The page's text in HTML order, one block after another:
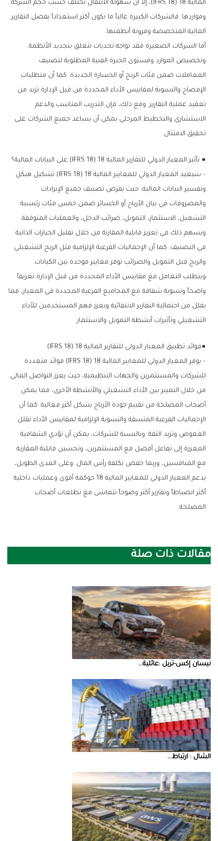
المالية 18 (IFRS 18)، إلا أن سهولة الانتقال تختلف حسب حجم الشركة
ومواردها. فالشركات الكبيرة غالباً ما تكون أكثر استعداداً بفضل التقارير
المالية المتخصصة ومرونة أنظمتها.
أما الشركات الصغيرة فقد تواجه تحديات تتعلق بتجديد الأنظمة
وتخصيص الموارد ومستوى الخبرة الفنية المطلوبة لتصنيف
المعاملات ضمن فئات الربح أو الخسارة الجديدة. كما أن متطلبات
الإفصاح والتسوية لمقاييس الأداء المحددة من قبل الإدارة تزيد من
تعقيد عملية التقارير. ومع ذلك، فإن التدريب المناسب والدعم
الاستشاري والتخطيط المرحلي يمكن أن يساعد جميع الشركات على
تحقيق الامتثال.
● تأثير المعيار الدولي للتقارير المالية 18 (IFRS 18) على البيانات المالية؟
– سيعيد المعيار الدولي للمعايير المالية 18 (IFRS 18) تشكيل هيكل
وتفسير البيانات المالية، حيث يفرض تصنيف جميع الإيرادات
والمصروفات في بيان الأرباح أو الخسائر ضمن خمس فئات رئيسية:
التشغيل، الاستثمار، التمويل، ضرائب الدخل، والعمليات المتوقفة.
ويسهم ذلك في تعزيز قابلية المقارنة من خلال تقليل الخيارات الذاتية
في التصنيف. كما أن الإجماليات الفرعية الإلزامية مثل الربح التشغيلي
والربح قبل التمويل والضرائب توفر معايير موحدة بين الكيانات.
ويتطلب التعامل مع مقاييس الأداء المحددة من قبل الإدارة تعريفاً
واضحاً وتسوية شفافة مع المجاميع الفرعية المحددة في المعيار، مما
يقلل من احتمالية التقارير الانتقائية ويعزز فهم المستخدمين للأداء
التشغيلي وتأثيرات أنشطة التمويل والاستثمار.
●فوائد تطبيق المعيار الدولي للتقارير المالية 18 (IFRS 18)
– يوفر المعيار الدولي للمعايير المالية 18 (IFRS 18) فوائد متعددة
للشركات والمستثمرين والجهات التنظيمية، حيث يعزز التواصل المالي
من خلال التمييز بين الأداء التشغيلي والأنشطة الأخرى، مما يمكن
أصحاب المصلحة من تقييم جودة الأرباح بشكل أكثر فعالية. كما أن
الإجماليات الفرعية المتسقة والتسوية الإلزامية لمقاييس الأداء تقلل
الغموض وتزيد الثقة. وبالنسبة للشركات، يمكن أن تؤدي الشفافية
المعززة إلى تفاعل أفضل مع المستثمرين، وتحسين قابلية المقارنة
مع المنافسين، وربما خفض تكلفة رأس المال. وعلى المدى الطويل،
يدعم المعيار الدولي للمعايير المالية 18 حوكمة أقوى وعمليات داخلية
أكثر انضباطاً وتقارير أكثر وضوحاً تتماشى مع تطلعات أصحاب
المصلحة.
مقالات ذات صلة
نيسان‭ ‬إكس‭-‬تريل‭: ‬عائلية‭ ...
‮‬الشال‮ ‬‭: ‬ارتباط‭ ...